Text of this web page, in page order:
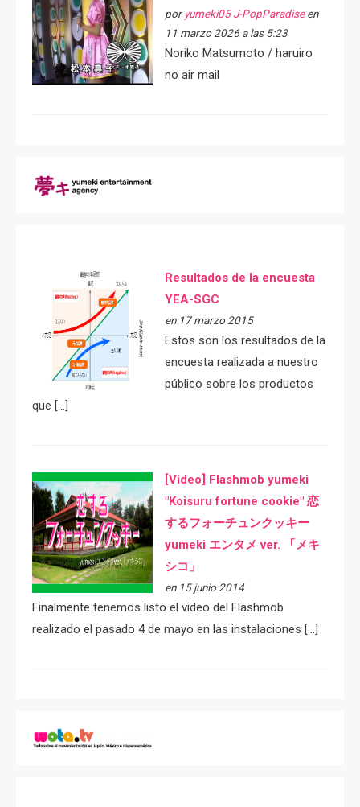
por yumeki05 J-PopParadiseen
11 marzo 2026 a las 5:23
Noriko Matsumoto / haruiro
no air mail
Resultados de la encuesta
YEA-SGC
en 17 marzo 2015
Estos son los resultados de la
encuesta realizada a nuestro
público sobre los productos
que […]
[Video] Flashmob yumeki
"Koisuru fortune cookie" 恋
するフォーチュンクッキー
yumeki エンタメ ver. 「メキ
シコ」
en 15 junio 2014
Finalmente tenemos listo el video del Flashmob
realizado el pasado 4 de mayo en las instalaciones […]